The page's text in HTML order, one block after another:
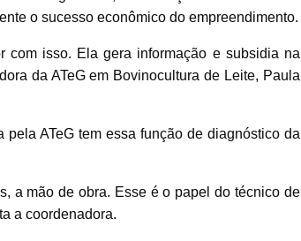
o sucesso econômico do empreendimento.
com isso. Ela gera informação e subsidia na
da ATeG em Bovinocultura de Leite, Paula
ATeG tem essa função de diagnóstico da
a mão de obra. Esse é o papel do técnico de
a coordenadora.